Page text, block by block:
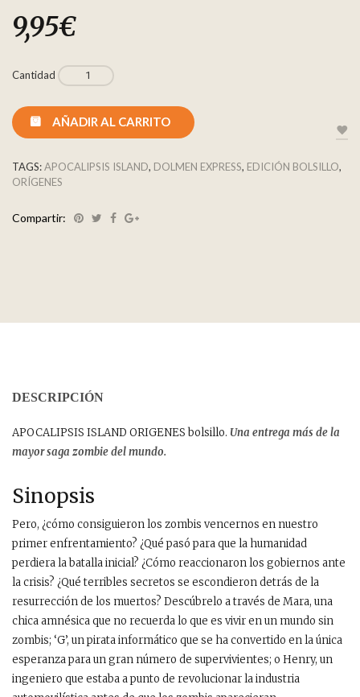
9,95€
Cantidad
AÑADIR AL CARRITO
TAGS:APOCALIPSIS ISLAND, DOLMEN EXPRESS, EDICIÓN BOLSILLO,
ORÍGENES
Compartir:
DESCRIPCIÓN
APOCALIPSIS ISLAND ORIGENES bolsillo. Una entrega más de la
mayor saga zombie del mundo.
Sinopsis
Pero, ¿cómo consiguieron los zombis vencernos en nuestro
primer enfrentamiento? ¿Qué pasó para que la humanidad
perdiera la batalla inicial? ¿Cómo reaccionaron los gobiernos ante
la crisis? ¿Qué terribles secretos se escondieron detrás de la
resurrección de los muertos? Descúbrelo a través de Mara, una
chica amnésica que no recuerda lo que es vivir en un mundo sin
zombis; ‘G’, un pirata informático que se ha convertido en la única
esperanza para un gran número de supervivientes; o Henry, un
ingeniero que estaba a punto de revolucionar la industria